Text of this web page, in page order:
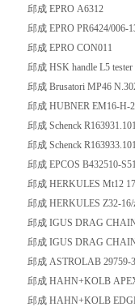
邱成 EPRO A6312
邱成 EPRO PR6424/006-
邱成 EPRO CON011
邱成 HSK handle L5
邱成 Brusatori MP46
邱成 HUBNER EM16-H-
邱成 Schenck
邱成 Schenck
邱成 EPCOS B432510-
邱成 HERKULES Mt12
邱成 HERKULES Z32-
邱成 IGUS DRAG
邱成 IGUS DRAG
邱成 ASTROLAB 29759-
邱成 HAHN+KOLB
邱成 HAHN+KOLB